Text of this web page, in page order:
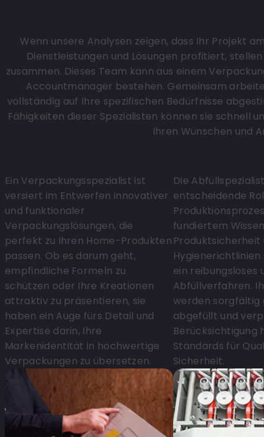
Wenn unsere Analysen zeigen, dass Ihr Projekt
Dienstleistungen und Lösungen profitiert,
zusammen. Dieses Team kann aus einem
Accountmanager bestehen. Gemeinsam
vollständig auf Ihre spezifischen Bedürfnisse
Fähigkeiten dieser Spezialisten können sie schnell
Ihren Wünschen und
Ein Verpackungsspezialist ist
versiert im Entwerfen innovativer
und funktionaler
Verpackungslösungen, die
perfekt zu Ihren Home-Produkten
passen. Ob es darum geht,
empfindliche Formeln zu
schützen oder Ihre Kreationen
attraktiv zu präsentieren, sie
haben ein Auge fürs Detail und
Expertise darin, Ihre
Markenidentität in hochwertige
Verpackungen zu übersetzen.
Die
entscheidende
fundiertem
Produktsicherheit
ein reibungsloses
Abfüllverfahren.
werden sorgfältig
abgefüllt und
Berücksichtigung
Standards für
Sicherheit.